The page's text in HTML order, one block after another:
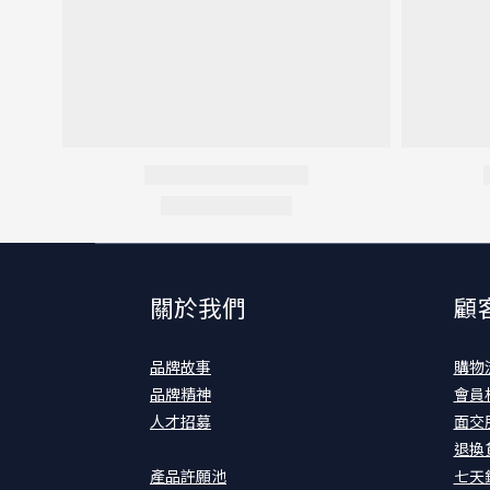
關於我們
品牌故事
品牌精神
人才招募
產品許願池
顧
購物
會員
面交
退換
七天